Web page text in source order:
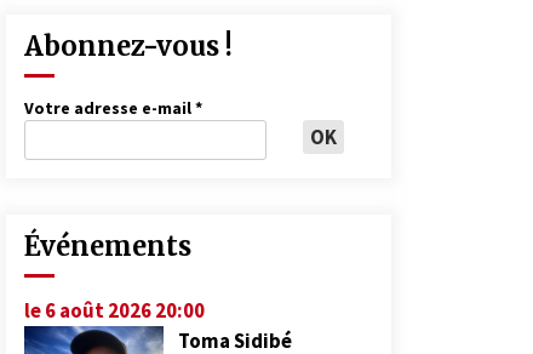
Abonnez-vous !
Votre adresse e-mail*
Événements
le 6 août 2026 20:00
Toma Sidibé